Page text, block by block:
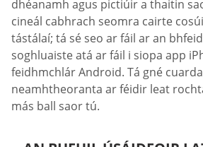
dhéanamh agus pictiúir a thaitin
cineál cabhrach seomra cairte
tástálaí; tá sé seo ar fáil ar an
soghluaiste atá ar fáil i siopa app
feidhmchlár Android. Tá gné
neamhtheoranta ar féidir leat
más ball saor tú.